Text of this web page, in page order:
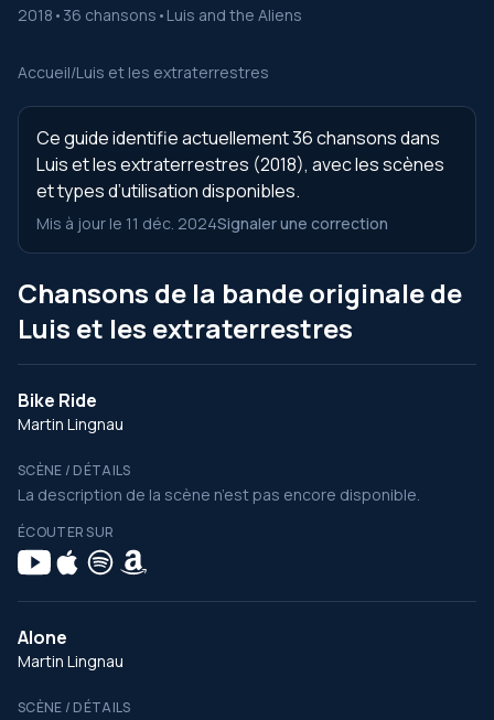
2018 • 36 chansons • Luis and the Aliens
Accueil/Luis et les extraterrestres
Ce guide identifie actuellement 36 chansons dans
Luis et les extraterrestres (2018), avec les scènes
et types d’utilisation disponibles.
Mis à jour le 11 déc. 2024Signaler une correction
Chansons de la bande originale de
Luis et les extraterrestres
Bike Ride
Martin Lingnau
SCÈNE / DÉTAILS
La description de la scène n’est pas encore disponible.
ÉCOUTER SUR
Alone
Martin Lingnau
SCÈNE / DÉTAILS